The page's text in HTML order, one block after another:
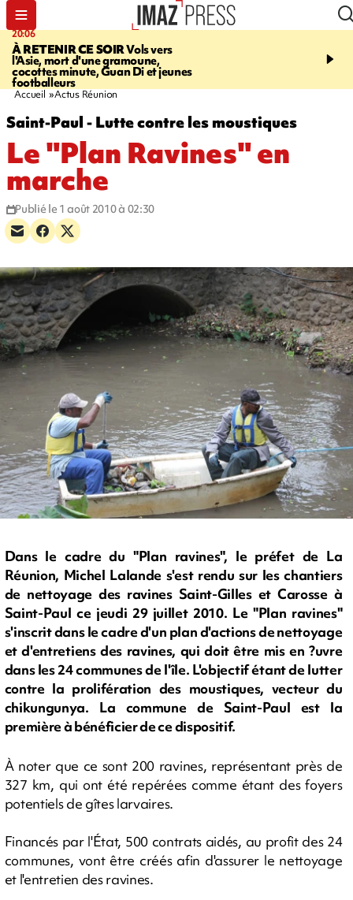
20:06
À RETENIR CE SOIRVols vers
l'Asie, mort d'une gramoune,
cocottes minute, Guan Di et jeunes
footballeurs
07:22
Squale condamné à
Accueil Actus Réunion
Saint-Paul - Lutte contre les moustiques
Le "Plan Ravines" en
marche
Publié le 1 août 2010 à 02:30
Dans le cadre du "Plan ravines", le préfet de La
Réunion, Michel Lalande s'est rendu sur les chantiers
de nettoyage des ravines Saint-Gilles et Carosse à
Saint-Paul ce jeudi 29 juillet 2010. Le "Plan ravines"
s'inscrit dans le cadre d'un plan d'actions de nettoyage
et d'entretiens des ravines, qui doit être mis en ?uvre
dans les 24 communes de l'île. L'objectif étant de lutter
contre la prolifération des moustiques, vecteur du
chikungunya. La commune de Saint-Paul est la
première à bénéficier de ce dispositif.
À noter que ce sont 200 ravines, représentant près de
327 km, qui ont été repérées comme étant des foyers
potentiels de gîtes larvaires.
Financés par l'État, 500 contrats aidés, au profit des 24
communes, vont être créés afin d'assurer le nettoyage
et l'entretien des ravines.